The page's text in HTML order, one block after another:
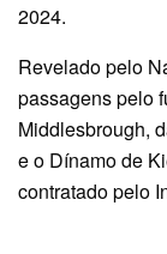
2024.
Revelado pelo
passagens pelo
Middlesbrough,
e o Dínamo de
contratado pelo